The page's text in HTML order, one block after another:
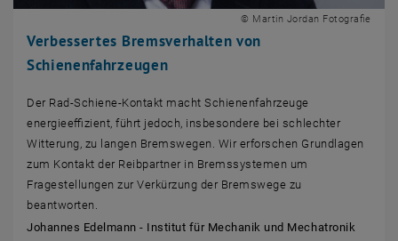
Verbessertes Bremsverhalten von
Schienenfahrzeugen
© Martin Jordan Fotografie
Der Rad-Schiene-Kontakt macht Schienenfahrzeuge
energieeffizient, führt jedoch, insbesondere bei schlechter
Witterung, zu langen Bremswegen. Wir erforschen Grundlagen
zum Kontakt der Reibpartner in Bremssystemen um
Fragestellungen zur Verkürzung der Bremswege zu
beantworten.
Johannes Edelmann - Institut für Mechanik und Mechatronik